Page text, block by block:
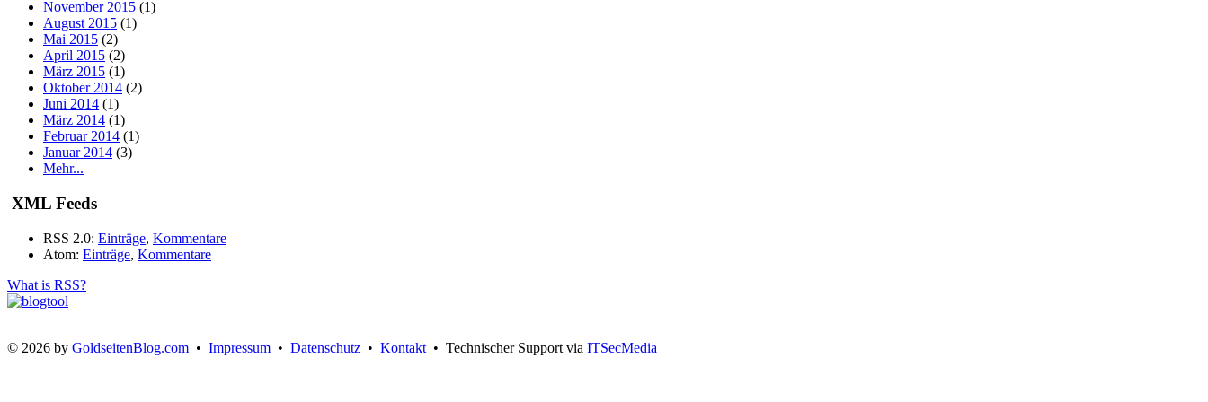
November 2015 (1)
August 2015 (1)
Mai 2015 (2)
April 2015 (2)
März 2015 (1)
Oktober 2014 (2)
Juni 2014 (1)
März 2014 (1)
Februar 2014 (1)
Januar 2014 (3)
Mehr...
XML Feeds
RSS 2.0: Einträge, Kommentare
Atom: Einträge, Kommentare
What is RSS?
© 2026 by GoldseitenBlog.com • Impressum • Datenschutz • Kontakt • Technischer Support via ITSecMedia